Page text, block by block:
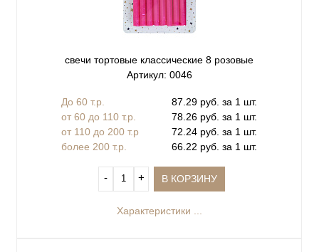
свечи тортовые классические 8 розовые
Артикул: 0046
До 60 т.р.
87.29 руб. за 1 шт.
от 60 до 110 т.р.
78.26 руб. за 1 шт.
от 110 до 200 т.р
72.24 руб. за 1 шт.
более 200 т.р.
66.22 руб. за 1 шт.
‐ + В КОРЗИНУ
Характеристики ...